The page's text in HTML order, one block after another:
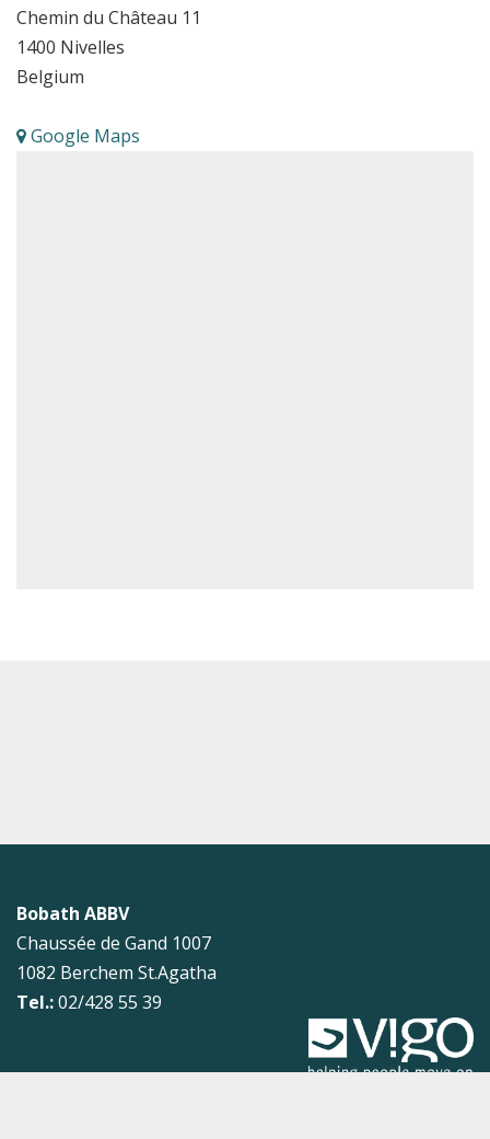
Chemin du Château 11
1400 Nivelles
Belgium
Google Maps
Bobath ABBV
Chaussée de Gand 1007
1082 Berchem St.Agatha
Tel.:02/428 55 39